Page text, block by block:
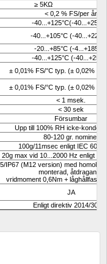
≥ 5KΩ
< 0,2 % FS/per år
-40...+125°C(-
-40...+105°C (-
-20...+85°C (-4...+185°F)
-40...+125°C (-
± 0,01% FS/°C typ. (± 0,02%
± 0,01% FS/°C typ. (± 0,02%
< 1 msek.
< 30 sek
Försumbar
Upp till 100% RH icke-
80-120 gr. nominell
100g/11msec enligt IEC
20g max vid 10...2000 Hz enligt
IP67 (M12 version) med
monterad, åtdragande
vridmoment 0,6Nm + låghållfast
JA
Enligt direktiv 2014/30/